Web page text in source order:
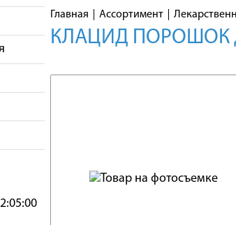
Главная Ассортимент
КЛАЦИД ПОРОШОК